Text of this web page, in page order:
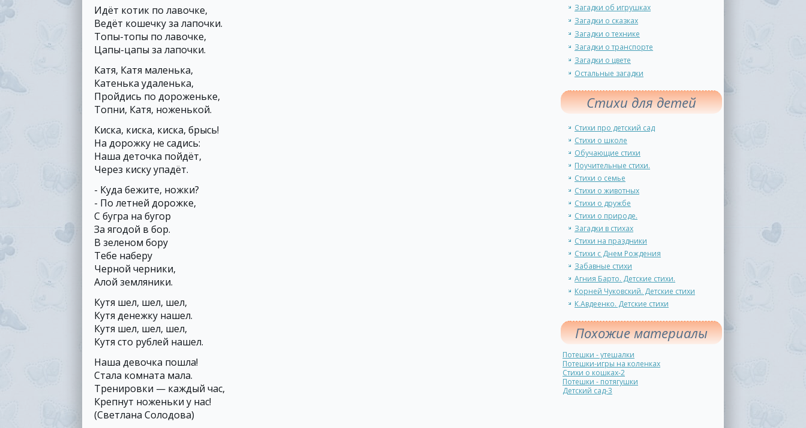
Идёт котик по лавочке,
Ведёт кошечку за лапочки.
Топы-топы по лавочке,
Цапы-цапы за лапочки.
Катя, Катя маленька,
Катенька удаленька,
Пройдись по дороженьке,
Топни, Катя, ноженькой.
Киска, киска, киска, брысь!
На дорожку не садись:
Наша деточка пойдёт,
Через киску упадёт.
- Куда бежите, ножки?
- По летней дорожке,
С бугра на бугор
За ягодой в бор.
В зеленом бору
Тебе наберу
Черной черники,
Алой земляники.
Кутя шел, шел, шел,
Кутя денежку нашел.
Кутя шел, шел, шел,
Кутя сто рублей нашел.
Наша девочка пошла!
Стала комната мала.
Тренировки — каждый час,
Крепнут ноженьки у нас!
(Светлана Солодова)
Загадки об игрушках
Загадки о сказках
Загадки о технике
Загадки о транспорте
Загадки о цвете
Остальные загадки
Стихи для детей
Стихи про детский сад
Стихи о школе
Обучающие стихи
Поучительные стихи.
Стихи о семье
Стихи о животных
Стихи о дружбе
Стихи о природе.
Загадки в стихах
Стихи на праздники
Стихи с Днем Рождения
Забавные стихи
Агния Барто. Детские стихи.
Корней Чуковский. Детские стихи
К.Авдеенко. Детские стихи
Похожие материалы
Потешки - утешалки
Потешки-игры на коленках
Стихи о кошках-2
Потешки - потягушки
Детский сад-3